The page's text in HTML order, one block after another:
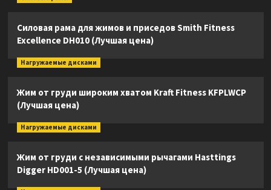
Силовая рама для жимов и приседов Smith Fitness
Excellence DH010 (Лучшая цена)
Нагружаемые дисками
Жим от груди широким хватом Kraft Fitness KFPLWCP
(Лучшая цена)
Нагружаемые дисками
Жим от груди с независимыми рычагами Hasttings
Digger HD001-5 (Лучшая цена)